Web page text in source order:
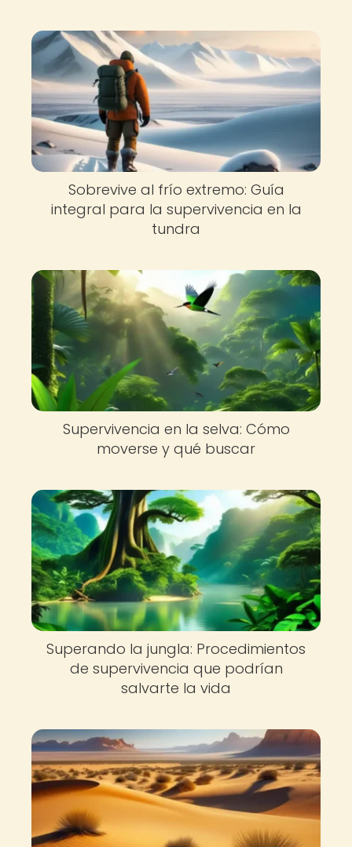
Sobrevive al frío extremo: Guía
integral para la supervivencia en la
tundra
Supervivencia en la selva: Cómo
moverse y qué buscar
Superando la jungla: Procedimientos
de supervivencia que podrían
salvarte la vida